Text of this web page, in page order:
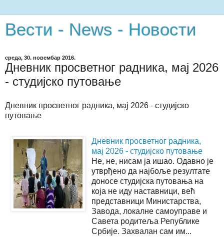
Вести - News - Новости
среда, 30. новембар 2016.
Дневник просветног радника, мај 2026
- студијско путовање
Дневник просветног радника, мај 2026 - студијско
путовање
Дневник просветног радника,
мај 2026 - студијско путовање
Не, не, нисам ја ишао. Одавно је
утврђено да најбоље резултате
доносе студијска путовања на
која не иду наставници, већ
представници Министарства,
Завода, локалне самоуправе и
Савета родитеља Републике
Србије. Захвалан сам им...